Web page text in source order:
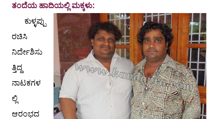
ತಂದೆಯ ಹಾದಿಯಲ್ಲಿ ಮಕ್ಕಳು:
ಕುಳ್ಳಪ್ಪು
ರಚಿಸಿ
ನಿರ್ದೇಶಿಸು
ತ್ತಿದ್ದ
ನಾಟಕಗಳ
ಲ್ಲಿ
ಆರಂಭದ